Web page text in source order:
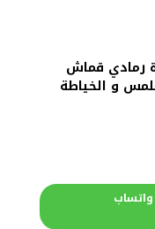
رمادي قماش
و الخياطة